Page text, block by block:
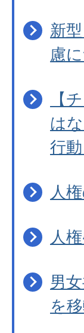
新
慮
【
は
行
人
人
男
を